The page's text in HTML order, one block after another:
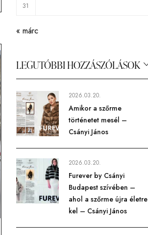
31
« márc
LEGUTÓBBI HOZZÁSZÓLÁSOK
2026.03.20.
Amikor a szőrme
történetet mesél –
Csányi János
2026.03.20.
Furever by Csányi
Budapest szívében –
ahol a szőrme újra életre
kel – Csányi János